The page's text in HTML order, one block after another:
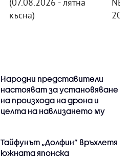
(07.08.2026 - лятна
късна)
Народни представители
настояват за установяване
на произхода на дрона и
целта на навлизането му
Тайфунът „Долфин” връхлетя
южната японска